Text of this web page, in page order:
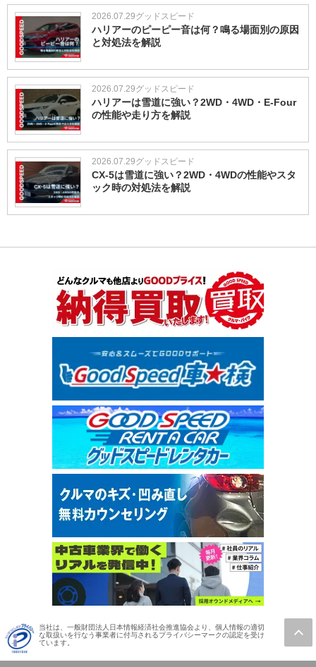
2026.07.29グッドスピード
ハリアーのピーピー音は何？鳴る場面別の原因
と対処法を解説
2026.07.29グッドスピード
ハリアーは雪道に強い？2WD・4WD・E-Four
の性能や走り方を解説
2026.07.29グッドスピード
CX-5は雪道に強い？2WD・4WDの性能やスタ
ック時の対処法を解説
当社は、一般財団法人日本情報経済社会推進協会より、個人情報の適切
な取扱いを行なう事業者に付与されるプライバシーマークの認定を受け
ています。